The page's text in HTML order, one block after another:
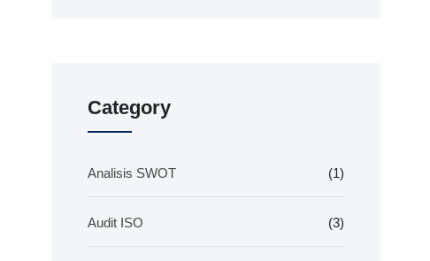
Category
Analisis SWOT (1)
Audit ISO (3)